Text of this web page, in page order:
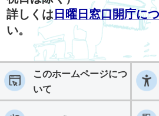
詳しくは 日曜日窓口開庁に
い。
このホームページにつ
いて